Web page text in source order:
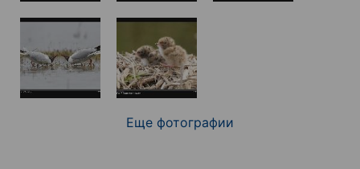
Еще фотографии